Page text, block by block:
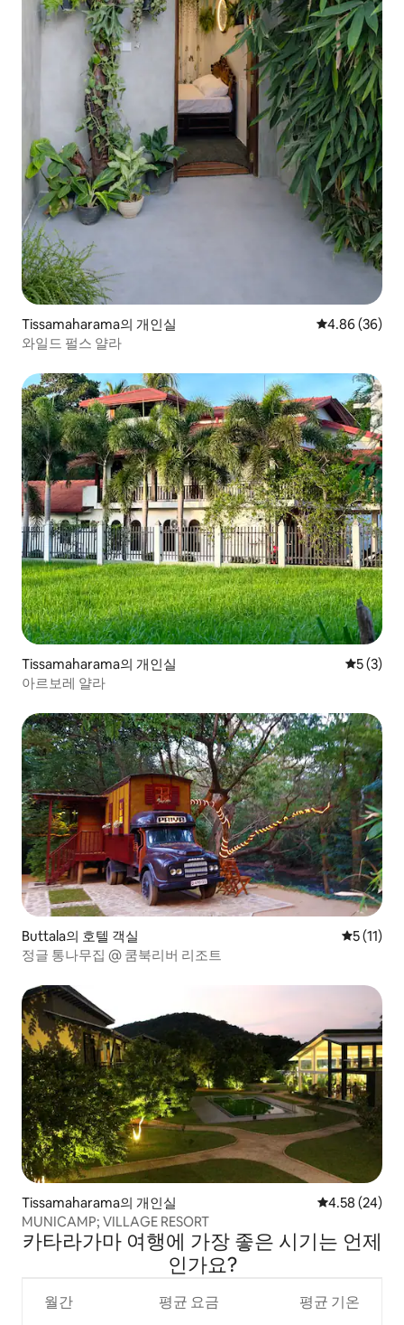
Tissamaharama의 개인실 평점 4.86점(5
4.86 (36)
와일드 펄스 얄라
Tissamaharama의 개인실 평점 5점
5 (3)
아르보레 얄라
Buttala의 호텔 객실 평점 5점
5 (11)
정글 통나무집 @ 쿰북리버 리조트
Tissamaharama의 개인실 평점 4.58점(5
4.58 (24)
MUNICAMP; VILLAGE RESORT
카타라가마 여행에 가장 좋은 시기는 언제
인가요?
월간 평균 요금 평균 기온